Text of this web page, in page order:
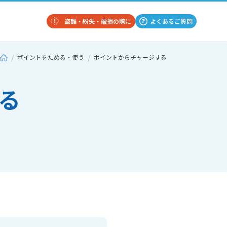
盗難・紛失・破損の際に よくあるご質問
ポイントをためる・使う ポイントからチャージする